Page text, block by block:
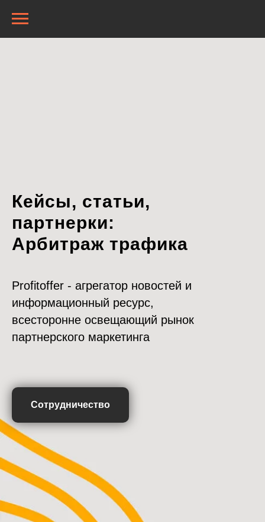
Кейсы, статьи,
партнерки:
Арбитраж трафика
Profitoffer - агрегатор новостей и
информационный ресурс,
всесторонне освещающий рынок
партнерского маркетинга
Сотрудничество